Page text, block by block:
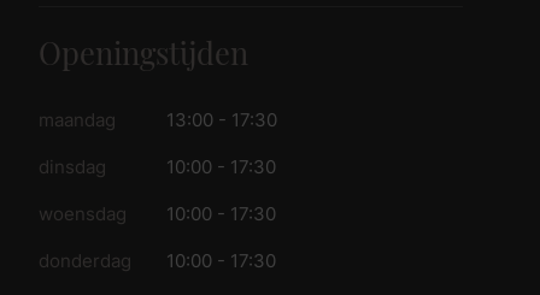
Openingstijden
maandag 13:00 - 17:30
dinsdag 10:00 - 17:30
woensdag 10:00 - 17:30
donderdag 10:00 - 17:30